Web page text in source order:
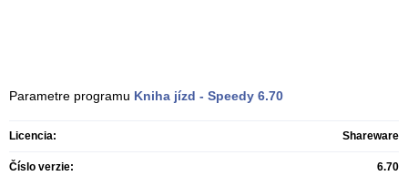
Parametre programu Kniha jízd - Speedy 6.70
Licencia: Shareware
Číslo verzie: 6.70